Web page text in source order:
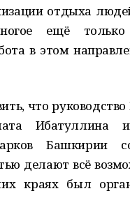
отдыха
ещё только
в этом
что
Ибатуллина
Башкирии
делают всё
краях был